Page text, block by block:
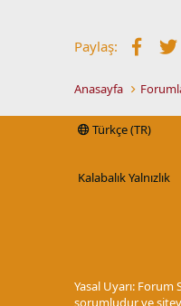
Paylaş:
Anasayfa
Türkçe (TR)
Kalabalık Yalnızlık
Yasal Uyarı: Forum
sorumludur ve